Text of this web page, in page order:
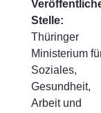
Stelle:
Thüringer
Ministerium
Soziales,
Gesundheit,
Arbeit und